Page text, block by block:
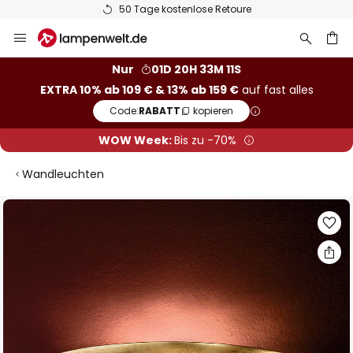
50 Tage kostenlose Retoure
Inhalt
Nur
01D 20H 33M 10S
EXTRA 10% ab 109 € & 13% ab 159 €auf fast alles
Code:RABATT kopieren
WOW Week:Bis zu -70%
Wandleuchten
Zum